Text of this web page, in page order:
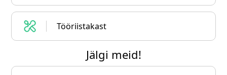
Tööriistakast
Jälgi meid!